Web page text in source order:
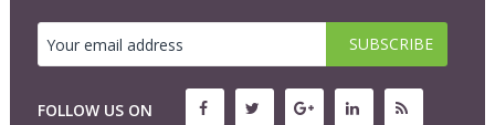
FOLLOW US ON